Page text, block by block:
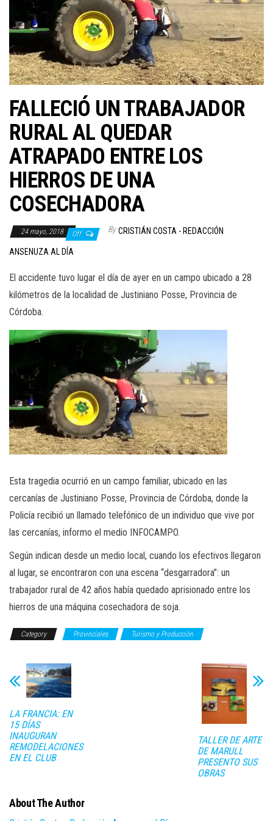
FALLECIÓ UN TRABAJADOR
RURAL AL QUEDAR
ATRAPADO ENTRE LOS
HIERROS DE UNA
COSECHADORA
24 mayo, 2018 Off By CRISTIÁN COSTA - REDACCIÓN
ANSENUZA AL DÍA
El accidente tuvo lugar el día de ayer en un campo ubicado a 28
kilómetros de la localidad de Justiniano Posse, Provincia de
Córdoba.
Esta tragedia ocurrió en un campo familiar, ubicado en las
cercanías de Justiniano Posse, Provincia de Córdoba, donde la
Policía recibió un llamado telefónico de un individuo que vive por
las cercanías, informo el medio INFOCAMPO.
Según indican desde un medio local, cuando los efectivos llegaron
al lugar, se encontraron con una escena “desgarradora”: un
trabajador rural de 42 años había quedado aprisionado entre los
hierros de una máquina cosechadora de soja.
Category Provinciales Turismo y Producción
LA FRANCIA: EN
15 DÍAS
INAUGURAN
REMODELACIONES
EN EL CLUB
TALLER DE ARTE
DE MARULL
PRESENTO SUS
OBRAS
About The Author